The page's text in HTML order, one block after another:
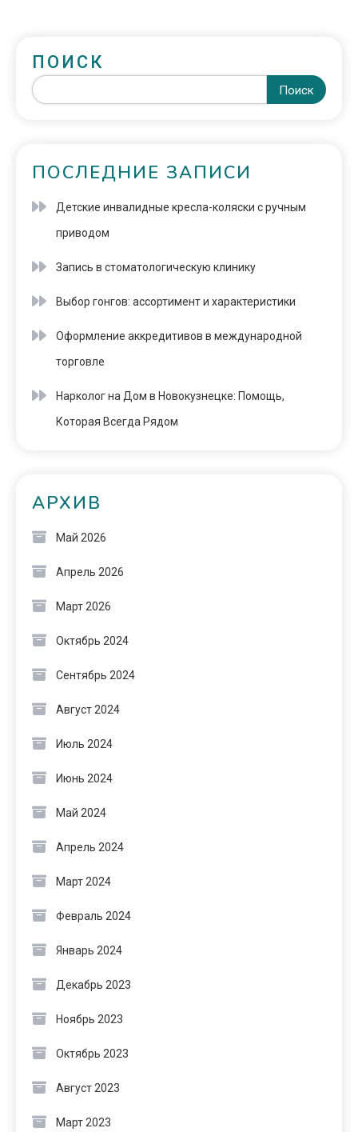
ПОИСК
Поиск
ПОСЛЕДНИЕ ЗАПИСИ
Детские инвалидные кресла-коляски с ручным
приводом
Запись в стоматологическую клинику
Выбор гонгов: ассортимент и характеристики
Оформление аккредитивов в международной
торговле
Нарколог на Дом в Новокузнецке: Помощь,
Которая Всегда Рядом
АРХИВ
Май 2026
Апрель 2026
Март 2026
Октябрь 2024
Сентябрь 2024
Август 2024
Июль 2024
Июнь 2024
Май 2024
Апрель 2024
Март 2024
Февраль 2024
Январь 2024
Декабрь 2023
Ноябрь 2023
Октябрь 2023
Август 2023
Март 2023